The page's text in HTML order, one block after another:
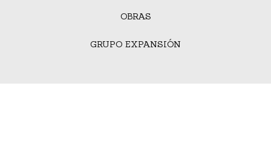
OBRAS
GRUPO EXPANSIÓN